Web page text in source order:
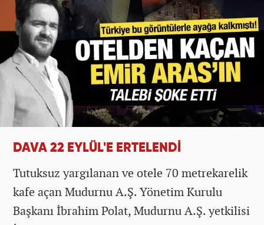
DAVA 22 EYLÜL'E ERTELENDİ
Tutuksuz yargılanan ve otele 70 metrekarelik
kafe açan Mudurnu A.Ş. Yönetim Kurulu
Başkanı İbrahim Polat, Mudurnu A.Ş. yetkilisi